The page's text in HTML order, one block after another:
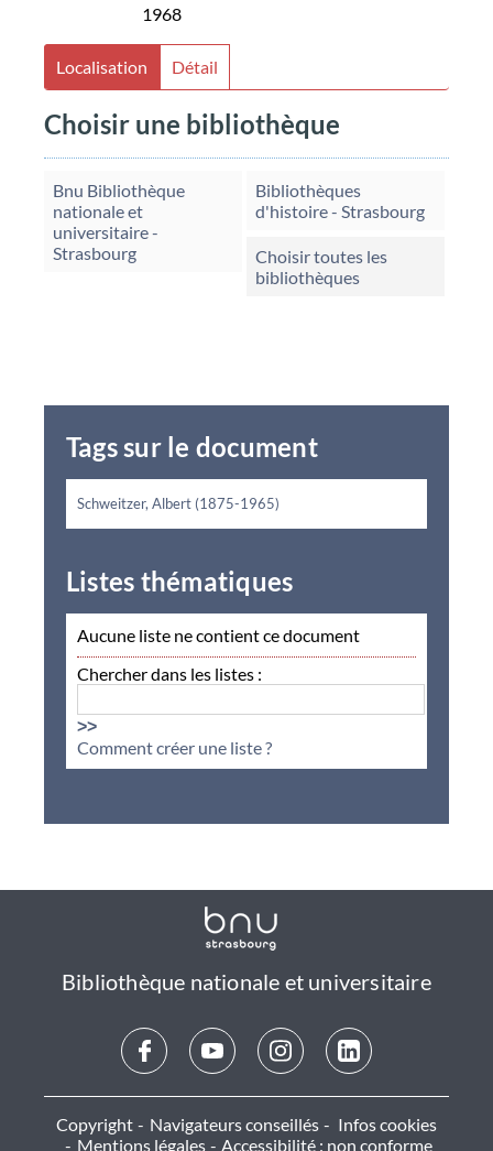
1968
Localisation Détail
Choisir une bibliothèque
Bnu Bibliothèque
nationale et
universitaire -
Strasbourg
Bibliothèques
d'histoire - Strasbourg
Choisir toutes les
bibliothèques
Tags sur le document
Schweitzer, Albert (1875-1965)
Listes thématiques
Aucune liste ne contient ce document
Chercher dans les listes :
>>
Comment créer une liste ?
Bibliothèque nationale et universitaire
Copyright Navigateurs conseillés
Infos cookies
Mentions légales
Accessibilité : non conforme